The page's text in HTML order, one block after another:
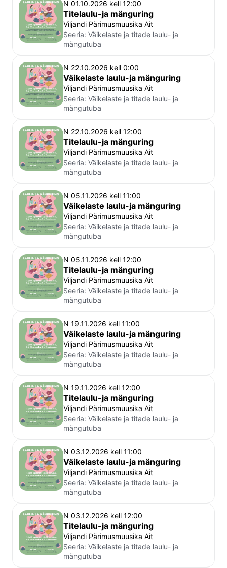
N 01.10.2026 kell 12:00
Titelaulu-ja mänguring
Viljandi Pärimusmuusika Ait
Seeria: Väikelaste ja titade laulu- ja
mängutuba
N 22.10.2026 kell 0:00
Väikelaste laulu-ja mänguring
Viljandi Pärimusmuusika Ait
Seeria: Väikelaste ja titade laulu- ja
mängutuba
N 22.10.2026 kell 12:00
Titelaulu-ja mänguring
Viljandi Pärimusmuusika Ait
Seeria: Väikelaste ja titade laulu- ja
mängutuba
N 05.11.2026 kell 11:00
Väikelaste laulu-ja mänguring
Viljandi Pärimusmuusika Ait
Seeria: Väikelaste ja titade laulu- ja
mängutuba
N 05.11.2026 kell 12:00
Titelaulu-ja mänguring
Viljandi Pärimusmuusika Ait
Seeria: Väikelaste ja titade laulu- ja
mängutuba
N 19.11.2026 kell 11:00
Väikelaste laulu-ja mänguring
Viljandi Pärimusmuusika Ait
Seeria: Väikelaste ja titade laulu- ja
mängutuba
N 19.11.2026 kell 12:00
Titelaulu-ja mänguring
Viljandi Pärimusmuusika Ait
Seeria: Väikelaste ja titade laulu- ja
mängutuba
N 03.12.2026 kell 11:00
Väikelaste laulu-ja mänguring
Viljandi Pärimusmuusika Ait
Seeria: Väikelaste ja titade laulu- ja
mängutuba
N 03.12.2026 kell 12:00
Titelaulu-ja mänguring
Viljandi Pärimusmuusika Ait
Seeria: Väikelaste ja titade laulu- ja
mängutuba